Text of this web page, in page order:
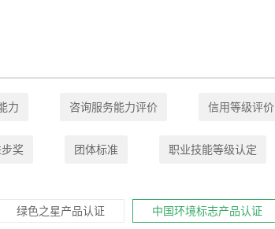
力 咨询服务能力评价 信用等级评价
奖 团体标准 职业技能等级认定
绿色之星产品认证 中国环境标志产品认证